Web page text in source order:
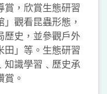
賞，欣賞生態研習
觀看昆蟲形態，
歷史，並參觀戶外
田」等。生態研習
知識學習﹑歷史承
。